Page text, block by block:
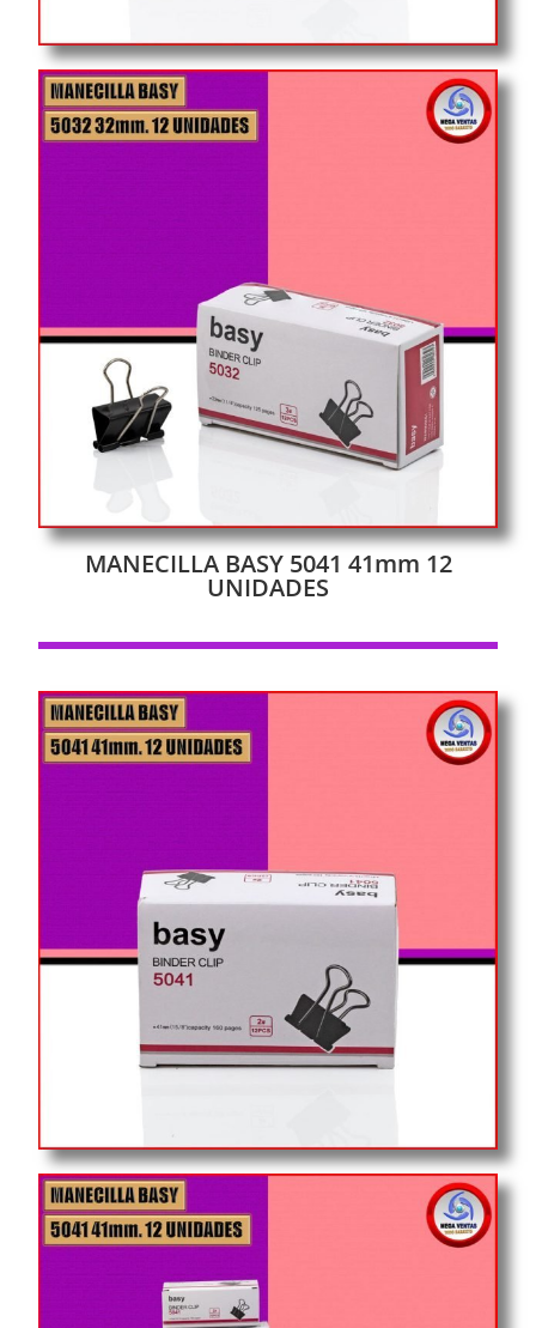
MANECILLA BASY 5041 41mm 12
UNIDADES